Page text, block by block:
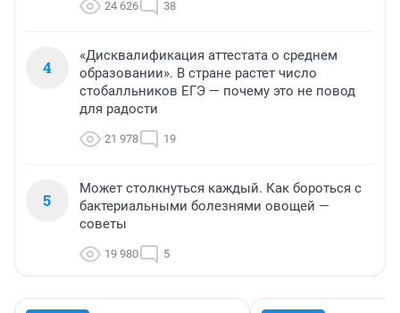
24 626 38
4
«Дисквалификация аттестата о среднем
образовании». В стране растет число
стобалльников ЕГЭ — почему это не повод
для радости
21 978 19
5
Может столкнуться каждый. Как бороться с
бактериальными болезнями овощей —
советы
19 980 5